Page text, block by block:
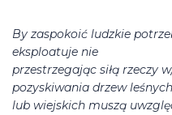
By zaspokoić ludzkie
eksploatuje nie
przestrzegając siłą rzeczy
pozyskiwania drzew leśnych
lub wiejskich muszą